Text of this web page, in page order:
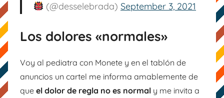
(@desselebrada) September 3, 2021
Los dolores «normales»
Voy al pediatra con Monete y en el tablón de
anuncios un cartel me informa amablemente de
que el dolor de regla no es normal y me invita a